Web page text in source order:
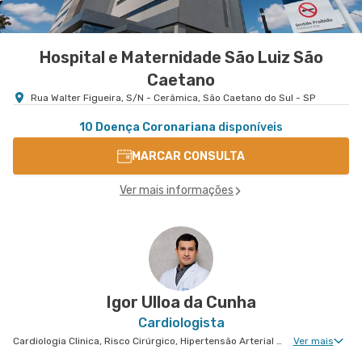
Hospital e Maternidade São Luiz São
Caetano
Rua Walter Figueira, S/N - Cerâmica, São Caetano do Sul - SP
10 Doença Coronariana disponíveis
MARCAR CONSULTA
Ver mais informações
Igor Ulloa da Cunha
Cardiologista
Cardiologia Clinica, Risco Cirúrgico, Hipertensão Arterial Refratária, Doença Coronariana, Arritmologia Ver mais